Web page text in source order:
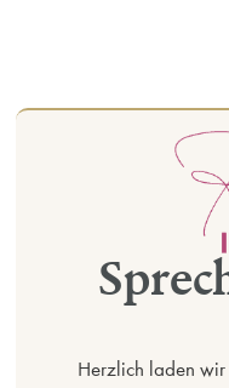
Herzlich laden wir